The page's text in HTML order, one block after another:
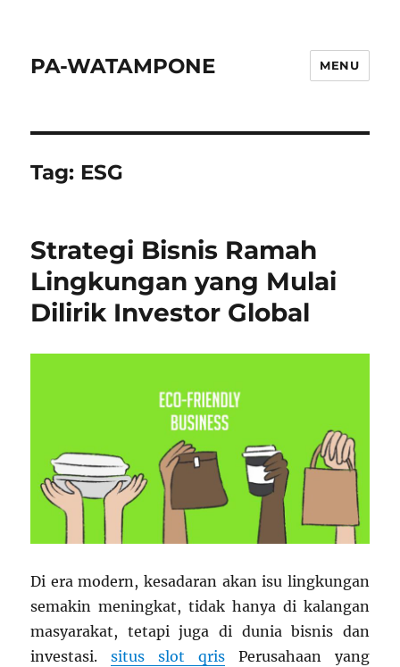
PA-WATAMPONE MENU
Tag: ESG
Strategi Bisnis Ramah
Lingkungan yang Mulai
Dilirik Investor Global
Di era modern, kesadaran akan isu lingkungan
semakin meningkat, tidak hanya di kalangan
masyarakat, tetapi juga di dunia bisnis dan
investasi.situs slot qrisPerusahaan yang